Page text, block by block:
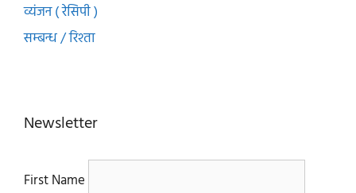
व्यंजन ( रेसिपी )
सम्बन्ध / रिश्ता
Newsletter
First Name